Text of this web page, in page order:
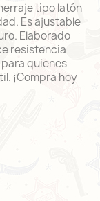
tipo latón
Es ajustable
Elaborado
resistencia
quienes
¡Compra hoy